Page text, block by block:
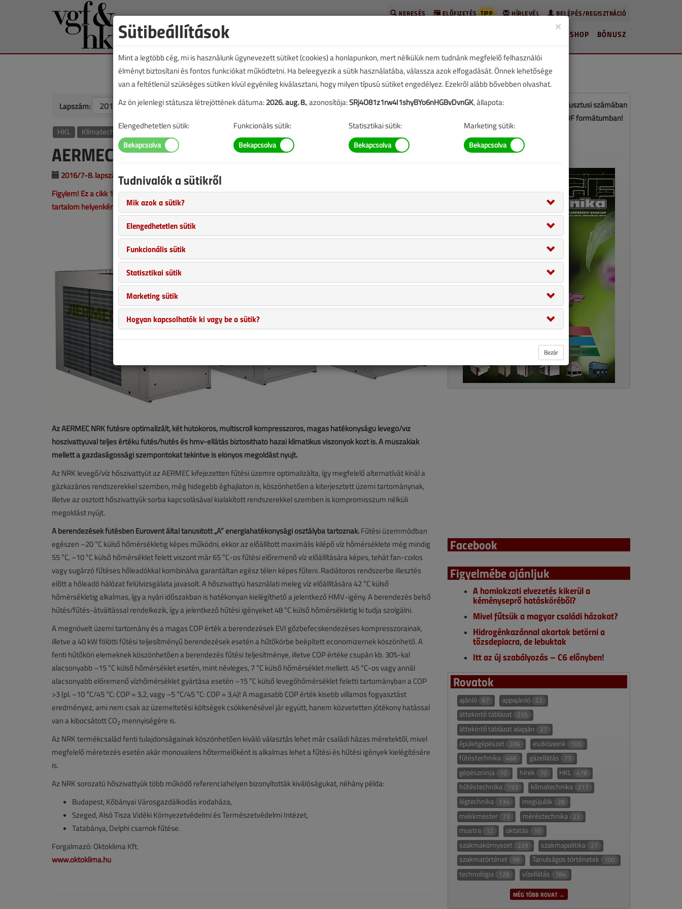
BELÉPÉS/REGISZTRÁCIÓ
HÍRLEVÉL
ELŐFIZETÉS TIPP
KERESÉS
BÓNUSZ
SHOP
Lapszám: TARTALOM
HKL Klímatechnika
AERMEC NRK levegő/víz hőszivattyú-család
2016/7-8. lapszám| támogatott cikk |
2315 |
Figylem! Ez a cikk 10 éve frissült utoljára. A benne szereplő információk mára aktualitásukat veszíthették, valamint a
tartalom helyenként hiányos lehet (képek, táblázatok stb.).
Az AERMEC NRK fűtésre optimalizált, két hűtőkörös, multiscroll kompresszoros, magas hatékonyságú levegő/víz
hőszivattyúval teljes értékű fűtés/hűtés és hmv-ellátás biztosítható hazai klimatikus viszonyok közt is. A műszakiak
mellett a gazdaságossági szempontokat tekintve is előnyös megoldást nyújt.
Az NRK levegő/víz hőszivattyút az AERMEC kifejezetten fűtési üzemre optimalizálta, így megfelelő alternatívát kínál a
gázkazános rendszerekkel szemben, még hidegebb éghajlaton is, köszönhetően a kiterjesztett üzemi tartománynak,
illetve az osztott hőszivattyúk sorba kapcsolásával kialakított rendszerekkel szemben is kompromisszum nélküli
megoldást nyújt.
Aberendezésekfűtésben Euroventáltaltanúsított„A” energiahatékonyságiosztálybatartoznak.Fűtési üzemmódban
egészen –20 °C külső hőmérsékletig képes működni, ekkor az előállított maximális kilépő víz hőmérséklete még mindig
55 °C, –10 °C külső hőmérséklet felett viszont már 65 °C-os fűtési előremenő víz előállítására képes, tehát fan-coilos
vagy sugárzó fűtéses hőleadókkal kombinálva garantáltan egész télen képes fűteni. Radiátoros rendszerbe illesztés
előtt a hőleadó hálózat felülvizsgálata javasolt. A hőszivattyú használati meleg víz előállítására 42 °C külső
hőmérsékletig alkalmas, így a nyári időszakban is hatékonyan kielégíthető a jelentkező HMV-igény. A berendezés belső
hűtés/fűtés-átváltással rendelkezik, így a jelentkező hűtési igényeket 48 °C külső hőmérsékletig ki tudja szolgálni.
A megnövelt üzemi tartomány és a magas COP érték a berendezések EVI gőzbefecskendezéses kompresszorainak,
illetve a 40 kW fölötti fűtési teljesítményű berendezések esetén a hűtőkörbe beépített economizernek köszönhető. A
fenti hűtőköri elemeknek köszönhetően a berendezés fűtési teljesítménye, illetve COP értéke csupán kb. 30%-kal
alacsonyabb –15 °C külső hőmérséklet esetén, mint névleges, 7 °C külső hőmérséklet mellett. 45 °C-os vagy annál
alacsonyabb előremenő vízhőmérséklet gyártása esetén –15 °C külső levegőhőmérséklet feletti tartományban a COP
>3 (pl. –10 °C/45 °C: COP = 3,2, vagy –5 °C/45 °C: COP = 3,4)! A magasabb COP érték kisebb villamos fogyasztást
eredményez, ami nem csak az üzemeltetési költségek csökkenésével jár együtt, hanem közvetetten jótékony hatással
van a kibocsátott CO2 mennyiségére is.
Az NRK termékcsalád fenti tulajdonságainak köszönhetően kiváló választás lehet már családi házas méretektől, mivel
megfelelő méretezés esetén akár monovalens hőtermelőként is alkalmas lehet a fűtési és hűtési igények kielégítésére
is.
Az NRK sorozatú hőszivattyúk több működő referenciahelyen bizonyították kiválóságukat, néhány példa:
Budapest, Kőbányai Városgazdálkodás irodaháza,
Szeged, Alsó Tisza Vidéki Környezetvédelmi és Természetvédelmi Intézet,
Tatabánya, Delphi csarnok fűtése.
Forgalmazó: Oktoklima Kft.
www.oktoklima.hu
Ez a cikk a VGF&HKL 2016. július-augusztusi számában
jelent meg. Töltse le a lapszámot PDF formátumban!
Facebook
Figyelmébe ajánljuk
A homlokzati elvezetés kikerül a
kéményseprő hatásköréből?
Mivel fűtsük a magyar családi házakat?
Hidrogénkazánnal akartak betörni a
tőzsdepiacra, de lebuktak
Itt az új szabályozás – C6 előnyben!
Rovatok
ajánló 67 appajánló 22
áttekintő táblázat 235
áttekintő táblázat alapján 27
épületgépészet 336 eszközeink 105
fűtéstechnika 466 gázellátás 73
gépészninja 10 hírek 70 HKL 478
hűtéstechnika 153 klímatechnika 217
légtechnika 134 megújulók 28
mekkmester 73 méréstechnika 23
mustra 12 oktatás 10
szakmakörnyezet 229 szakmapolitika 27
szakmatörténet 98 Tanulságos történetek 100
technológia 128 vízellátás 184
MÉG TÖBB ROVAT →
×
Sütibeállítások
Mint a legtöbb cég, mi is használunk úgynevezett sütiket (cookies) a honlapunkon, mert nélkülük nem tudnánk megfelelő felhasználói
élményt biztosítani és fontos funkciókat működtetni. Ha beleegyezik a sütik használatába, válassza azok elfogadását. Önnek lehetősége
van a feltétlenül szükséges sütiken kívül egyénileg kiválasztani, hogy milyen típusú sütiket engedélyez. Ezekről alább bővebben olvashat.
Az ön jelenlegi státusza létrejöttének dátuma:2026. aug. 8., azonosítója:SRj4O81z1rw4I1shyBYo6nHGBvDvnGK, állapota:
Elengedhetetlen sütik: Funkcionális sütik: Statisztikai sütik: Marketing sütik:
Tudnivalók a sütikről
Mik azok a sütik?
Elengedhetetlen sütik
Funkcionális sütik
Statisztikai sütik
Marketing sütik
Hogyan kapcsolhatók ki vagy be a sütik?
Bezár